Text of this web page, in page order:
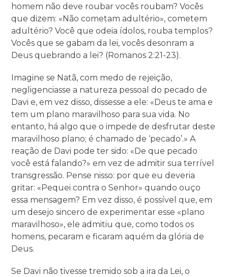
homem não deve roubar vocês roubam? Vocês
que dizem: «Não cometam adultério», cometem
adultério? Você que odeia ídolos, rouba templos?
Vocês que se gabam da lei, vocês desonram a
Deus quebrando a lei? (Romanos 2:21-23).
Imagine se Natã, com medo de rejeição,
negligenciasse a natureza pessoal do pecado de
Davi e, em vez disso, dissesse a ele: «Deus te ama e
tem um plano maravilhoso para sua vida. No
entanto, há algo que o impede de desfrutar deste
maravilhoso plano; é chamado de ‘pecado’.» A
reação de Davi pode ter sido: «De que pecado
você está falando?» em vez de admitir sua terrível
transgressão. Pense nisso: por que eu deveria
gritar: «Pequei contra o Senhor» quando ouço
essa mensagem? Em vez disso, é possível que, em
um desejo sincero de experimentar esse «plano
maravilhoso», ele admitiu que, como todos os
homens, pecaram e ficaram aquém da glória de
Deus.
Se Davi não tivesse tremido sob a ira da Lei, o